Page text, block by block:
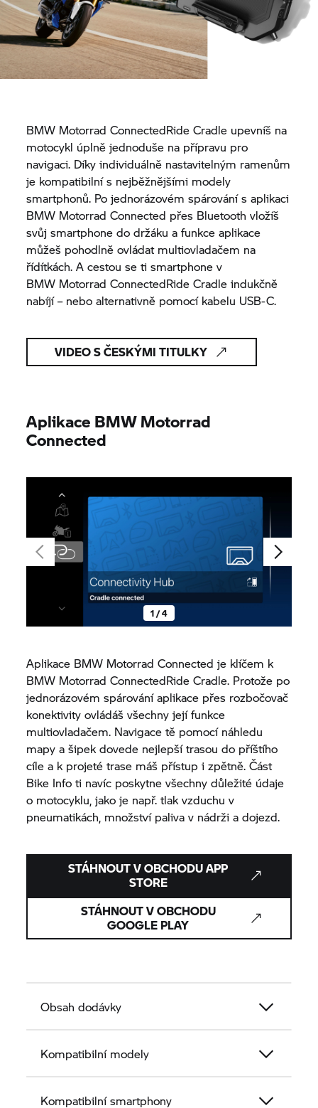
BMW Motorrad ConnectedRide Cradle upevníš na
motocykl úplně jednoduše na přípravu pro
navigaci. Díky individuálně nastavitelným ramenům
je kompatibilní s nejběžnějšími modely
smartphonů. Po jednorázovém spárování s aplikaci
BMW Motorrad Connected přes Bluetooth vložíš
svůj smartphone do držáku a funkce aplikace
můžeš pohodlně ovládat multiovladačem na
řídítkách. A cestou se ti smartphone v
BMW Motorrad ConnectedRide Cradle indukčně
nabíjí – nebo alternativně pomocí kabelu USB-C.
VIDEO S ČESKÝMI TITULKY
Aplikace BMW Motorrad
Connected
1 / 4
Aplikace BMW Motorrad Connected je klíčem k
BMW Motorrad ConnectedRide Cradle. Protože po
jednorázovém spárování aplikace přes rozbočovač
konektivity ovládáš všechny její funkce
multiovladačem. Navigace tě pomocí náhledu
mapy a šipek dovede nejlepší trasou do příštího
cíle a k projeté trase máš přístup i zpětně. Část
Bike Info ti navíc poskytne všechny důležité údaje
o motocyklu, jako je např. tlak vzduchu v
pneumatikách, množství paliva v nádrži a dojezd.
STÁHNOUT V OBCHODU APP
STORE
STÁHNOUT V OBCHODU
GOOGLE PLAY
Obsah dodávky
Kompatibilní modely
Kompatibilní smartphony